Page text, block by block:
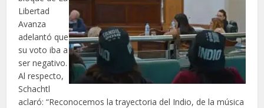
Libertad
Avanza
adelantó que
su voto iba a
ser negativo.
Al respecto,
Schachtl
aclaró: “Reconocemos la trayectoria del Indio, de la música